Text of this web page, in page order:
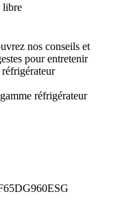
libre
nos conseils et
pour entretenir
réfrigérateur